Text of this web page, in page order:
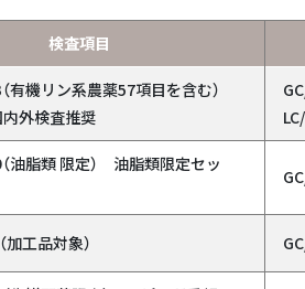
のコンサルティング
て
試験を依頼する
を知る
検査項目
有機リン系農薬57項目を含む）
内外検査推奨
油脂類 限定） 油脂類限定セッ
工品対象）